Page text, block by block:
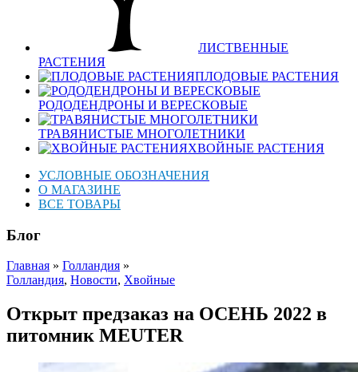
ЛИСТВЕННЫЕ
РАСТЕНИЯ
ПЛОДОВЫЕ РАСТЕНИЯ
РОДОДЕНДРОНЫ И ВЕРЕСКОВЫЕ
ТРАВЯНИСТЫЕ МНОГОЛЕТНИКИ
ХВОЙНЫЕ РАСТЕНИЯ
УСЛОВНЫЕ ОБОЗНАЧЕНИЯ
О МАГАЗИНЕ
ВСЕ ТОВАРЫ
Блог
Главная » Голландия »
Голландия, Новости, Хвойные
Открыт предзаказ на ОСЕНЬ 2022 в
питомник MEUTER